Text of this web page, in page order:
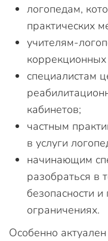
логопедам,
практических
учителям-
специалистам
кабинетов;
частным
в услуги
начинающим
разобраться в
безопасности
ограничениях.
Особенно